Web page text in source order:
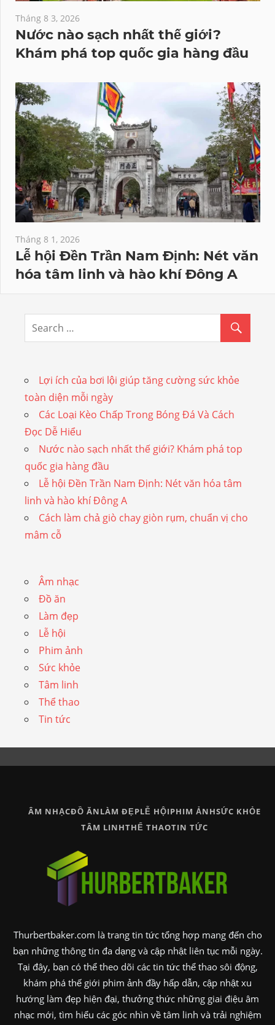
Tháng 8 3, 2026
Nước nào sạch nhất thế giới?
Khám phá top quốc gia hàng đầu
Tháng 8 1, 2026
Lễ hội Đền Trần Nam Định: Nét văn
hóa tâm linh và hào khí Đông A
Lợi ích của bơi lội giúp tăng cường sức khỏe
toàn diện mỗi ngày
Các Loại Kèo Chấp Trong Bóng Đá Và Cách
Đọc Dễ Hiểu
Nước nào sạch nhất thế giới? Khám phá top
quốc gia hàng đầu
Lễ hội Đền Trần Nam Định: Nét văn hóa tâm
linh và hào khí Đông A
Cách làm chả giò chay giòn rụm, chuẩn vị cho
mâm cỗ
Âm nhạc
Đồ ăn
Làm đẹp
Lễ hội
Phim ảnh
Sức khỏe
Tâm linh
Thể thao
Tin tức
ÂM NHẠCĐỒ ĂNLÀM ĐẸPLỄ HỘIPHIM ẢNHSỨC KHỎE
TÂM LINHTHỂ THAOTIN TỨC
Thurbertbaker.com là trang tin tức tổng hợp mang đến cho
bạn những thông tin đa dạng và cập nhật liên tục mỗi ngày.
Tại đây, bạn có thể theo dõi các tin tức thể thao sôi động,
khám phá thế giới phim ảnh đầy hấp dẫn, cập nhật xu
hướng làm đẹp hiện đại, thưởng thức những giai điệu âm
nhạc mới, tìm hiểu các góc nhìn về tâm linh và trải nghiệm